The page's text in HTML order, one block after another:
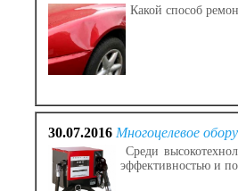
Какой способ
30.07.2016 Многоцелевое
Среди
эффективностью и